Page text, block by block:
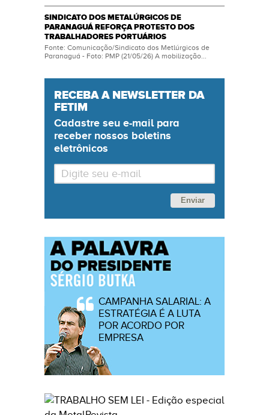
SINDICATO DOS METALÚRGICOS DE
PARANAGUÁ REFORÇA PROTESTO DOS
TRABALHADORES PORTUÁRIOS
Fonte: Comunicação/Sindicato dos Metlúrgicos de
Paranaguá - Foto: PMP (21/05/26) A mobilização...
RECEBA A NEWSLETTER DA
FETIM
Cadastre seu e-mailpara
receber nossos boletins
eletrônicos
Enviar
CAMPANHA SALARIAL: A
ESTRATÉGIA É A LUTA
POR ACORDO POR
EMPRESA